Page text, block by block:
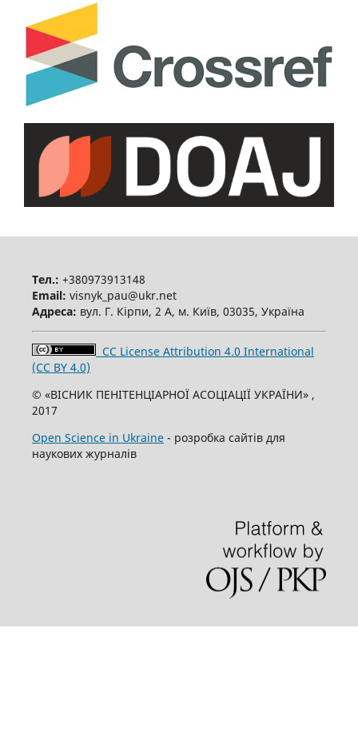
Тел.: +380973913148
Email: visnyk_pau@ukr.net
Адреса: вул. Г. Кірпи, 2 А, м. Київ, 03035, Україна
CC License Attribution 4.0 International
(CC BY 4.0)
© «ВІСНИК ПЕНІТЕНЦІАРНОЇ АСОЦІАЦІЇ УКРАЇНИ» ,
2017
Open Science in Ukraine- розробка сайтів для
наукових журналів